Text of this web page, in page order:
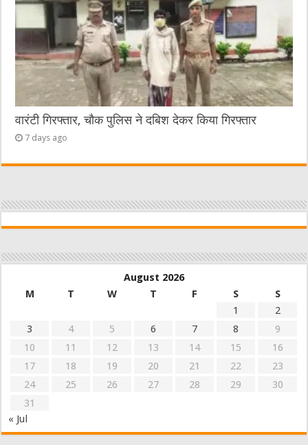
वारंटी गिरफ्तार, चौक पुलिस ने दबिश देकर किया गिरफ्तार
7 days ago
August 2026
M
T W T F S
S
1
2
3
4 5 6 7 8
9
10
11 12 13 14 15
16
17
18 19 20 21 22
23
24
25 26 27 28 29
30
31
« Jul